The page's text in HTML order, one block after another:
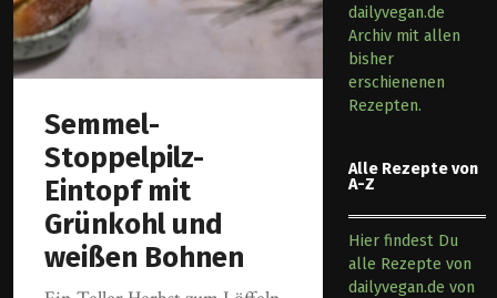
Semmel-
Stoppelpilz-
Eintopf mit
Grünkohl und
weißen Bohnen
dailyvegan.de
Archiv mit allen
bisher
erschienenen
Rezepten.
Alle Rezepte von
A-Z
Hier findest Du
alle Rezepte von
dailyvegan.de von